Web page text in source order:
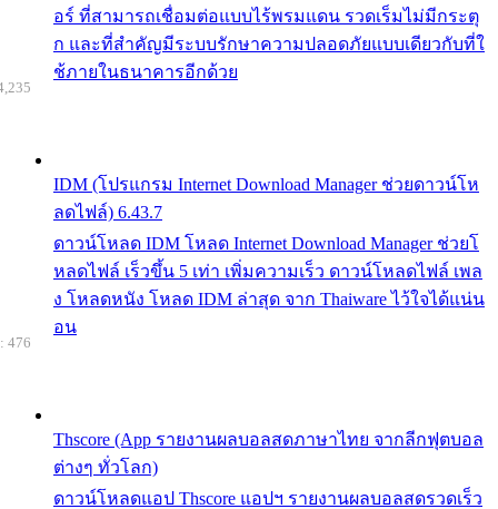
อร์ ที่สามารถเชื่อมต่อแบบไร้พรมแดน รวดเร็มไม่มีกระตุ
ก และที่สำคัญมีระบบรักษาความปลอดภัยแบบเดียวกับที่ใ
ช้ภายในธนาคารอีกด้วย
IDM (โปรแกรม Internet Download Manager ช่วยดาวน์โห
ลดไฟล์) 6.43.7
ดาวน์โหลด IDM โหลด Internet Download Manager ช่วยโ
หลดไฟล์ เร็วขึ้น 5 เท่า เพิ่มความเร็ว ดาวน์โหลดไฟล์ เพล
ง โหลดหนัง โหลด IDM ล่าสุด จาก Thaiware ไว้ใจได้แน่น
อน
Thscore (App รายงานผลบอลสดภาษาไทย จากลีกฟุตบอล
ต่างๆ ทั่วโลก)
ดาวน์โหลดแอป Thscore แอปฯ รายงานผลบอลสดรวดเร็ว
476